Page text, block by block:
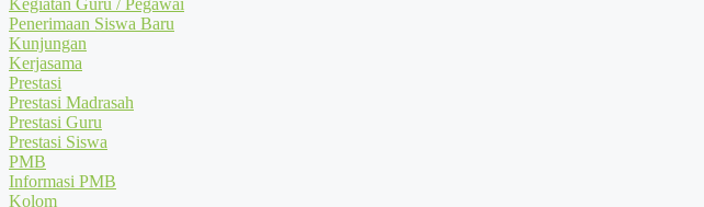
Penerimaan Siswa Baru
Kunjungan
Kerjasama
Prestasi
Prestasi Madrasah
Prestasi Guru
Prestasi Siswa
PMB
Informasi PMB
Kolom